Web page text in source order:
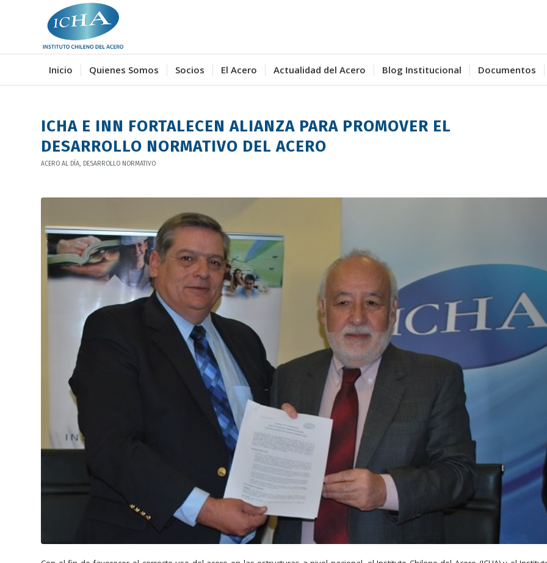
Inicio Quienes Somos Socios El Acero Actualidad del Acero Blog Institucional Documentos
ICHA E INN FORTALECEN ALIANZA PARA PROMOVER EL
DESARROLLO NORMATIVO DEL ACERO
ACERO AL DÍA, DESARROLLO NORMATIVO